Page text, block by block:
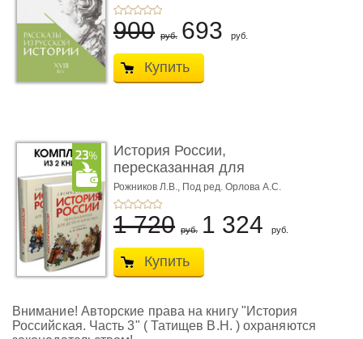
900 руб. 693 руб.
Купить
История России,
пересказанная для
детей и взро ...
Рожников Л.В., Под ред. Орлова А.С.
1 720 руб. 1 324 руб.
Купить
Внимание! Авторские права на книгу "История
Российская. Часть 3" ( Татищев В.Н. ) охраняются